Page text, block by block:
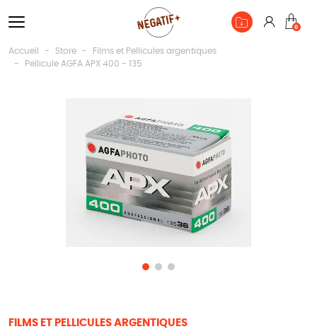
0
Accueil Store
Films et Pellicules argentiques
Pellicule AGFA APX 400 - 135
FILMS ET PELLICULES ARGENTIQUES